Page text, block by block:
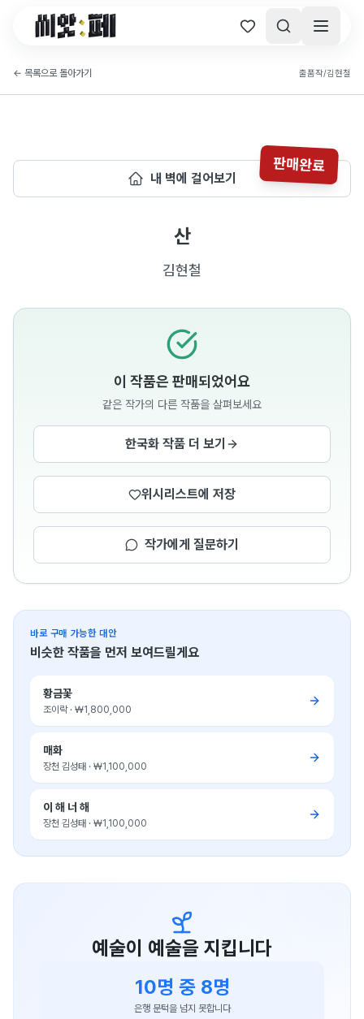
씨앗페 온라인 홈
← 목록으로 돌아가기 출품작/김현철
판매완료
내 벽에 걸어보기
산
김현철
이 작품은 판매되었어요
같은 작가의 다른 작품을 살펴보세요
한국화 작품 더 보기
위시리스트에 저장
작가에게 질문하기
바로 구매 가능한 대안
비슷한 작품을 먼저 보여드릴게요
황금꽃
조이락 · ₩1,800,000
매화
장천 김성태 · ₩1,100,000
이 해 너 해
장천 김성태 · ₩1,100,000
예술이 예술을 지킵니다
10명 중 8명
은행 문턱을 넘지 못합니다